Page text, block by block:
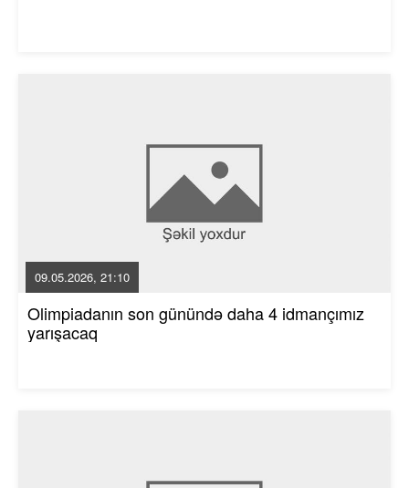
09.05.2026, 21:10
Olimpiadanın son günündə daha 4 idmançımız
yarışacaq